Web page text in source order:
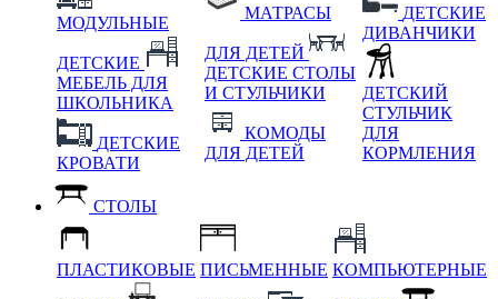
МОДУЛЬНЫЕ
ДЕТСКИЕ
МЕБЕЛЬ ДЛЯ
ШКОЛЬНИКА
ДЕТСКИЕ
КРОВАТИ
МАТРАСЫ
ДЛЯ ДЕТЕЙ
ДЕТСКИЕ СТОЛЫ
И СТУЛЬЧИКИ
КОМОДЫ
ДЛЯ ДЕТЕЙ
ДЕТСКИЕ
ДИВАНЧИКИ
ДЕТСКИЙ
СТУЛЬЧИК
ДЛЯ
КОРМЛЕНИЯ
СТОЛЫ
ПЛАСТИКОВЫЕ ПИСЬМЕННЫЕ КОМПЬЮТЕРНЫЕ